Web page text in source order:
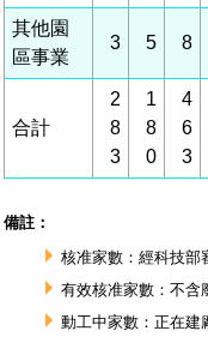
人文景觀地圖
生態資產
「沙崙生態科
營建管理
電子公文交換
場地借用